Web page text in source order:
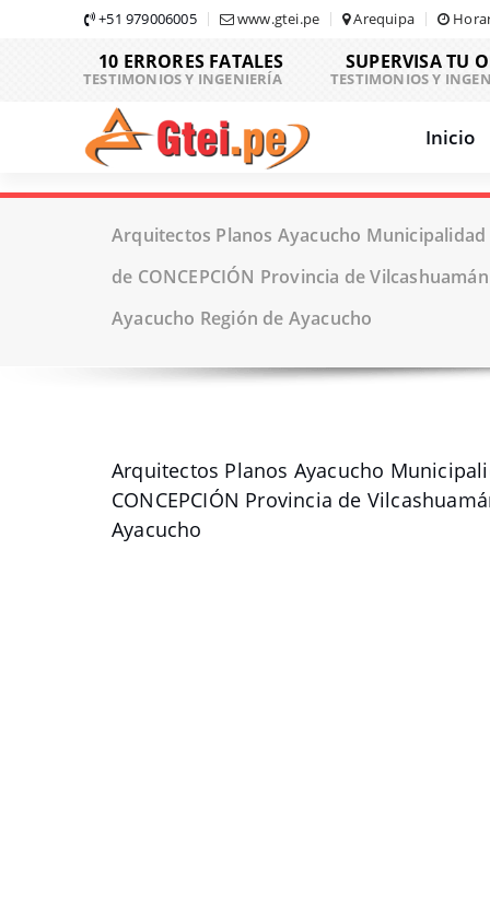
+51 979006005 www.gtei.pe Arequipa
10 ERRORES FATALES
TESTIMONIOS Y INGENIERÍA
SUPERVISA TU
TESTIMONIOS Y
Inicio
Arquitectos Planos Ayacucho
de CONCEPCIÓN Provincia de
Ayacucho Región de Ayacucho
Arquitectos Planos Ayacucho
CONCEPCIÓN Provincia de
Ayacucho